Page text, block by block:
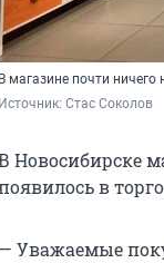
В магазине почти ничего
Источник: Стас Соколов
Новосибирске
в
— Уважаемые